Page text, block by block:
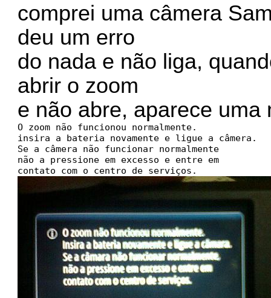
comprei uma câmera
deu um erro
do nada e não liga,
abrir o zoom
e não abre, aparece
O zoom não funcionou normalmente.
insira a bateria novamente e ligue a câmera.
Se a câmera não funcionar normalmente
não a pressione em excesso e entre em